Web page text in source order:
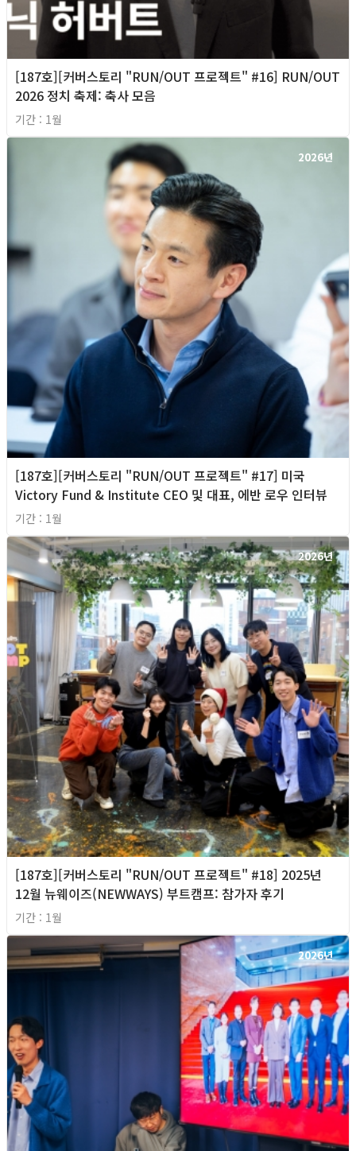
[187호][커버스토리 "RUN/OUT 프로젝트" #16] RUN/OUT
2026 정치 축제: 축사 모음
기간 : 1월
2026년
[187호][커버스토리 "RUN/OUT 프로젝트" #17] 미국
Victory Fund & Institute CEO 및 대표, 에반 로우 인터뷰
기간 : 1월
2026년
[187호][커버스토리 "RUN/OUT 프로젝트" #18] 2025년
12월 뉴웨이즈(NEWWAYS) 부트캠프: 참가자 후기
기간 : 1월
2026년